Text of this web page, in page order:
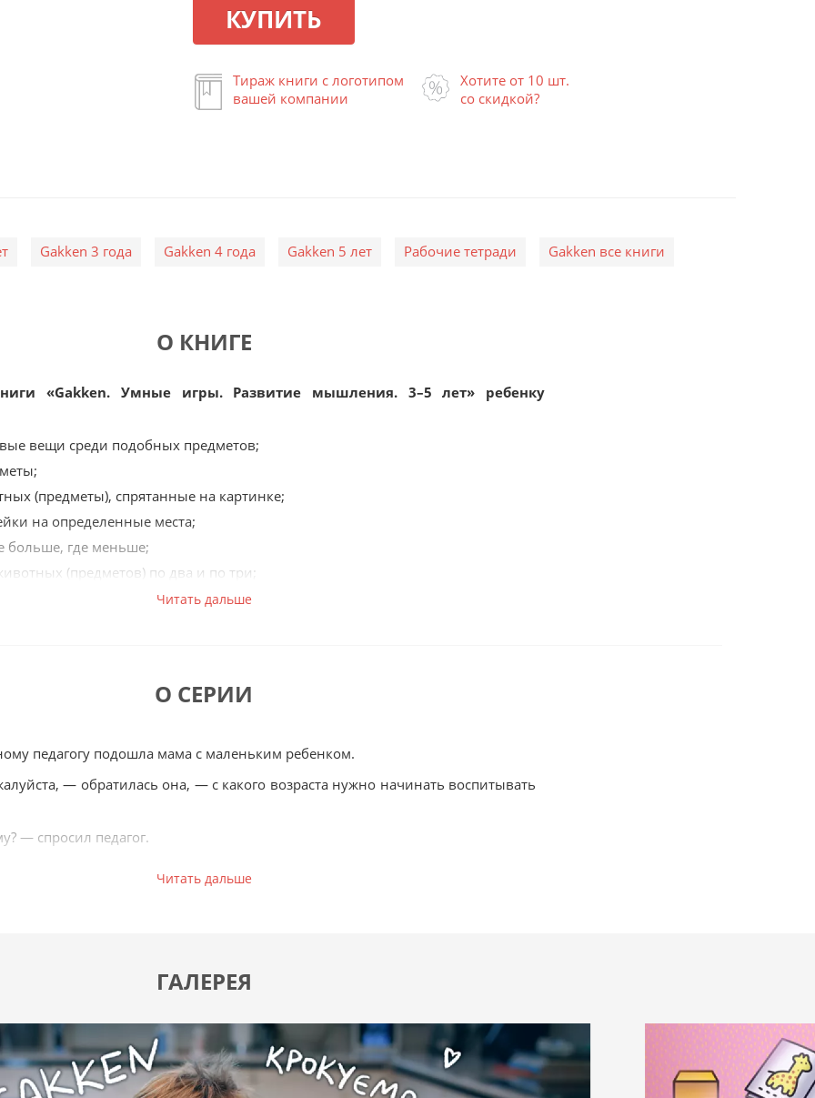
КУПИТЬ
Хотите от 10 шт.
со скидкой?
Тираж книги с логотипом
вашей компании
Gakken 3 года Gakken 4 года Gakken 5 лет Рабочие тетради Gakken все книги
О КНИГЕ
«Gakken. Умные игры. Развитие мышления. 3–5 лет» ребенку
вещи среди подобных предметов;
(предметы), спрятанные на картинке;
на определенные места;
больше, где меньше;
(предметов) по два и по три;
и сбоку одного и того же предмета;
рассуждать;
среди группы предметов;
Читать дальше
О СЕРИИ
педагогу подошла мама с маленьким ребенком.
— обратилась она, — с какого возраста нужно начинать воспитывать
— спросил педагог.
в Японии специалиста по развитию интеллектуальных способностей, в том
предложил системный подход обучения и для дошкольников.
занятия шаг за шагом, начиная с двух лет. Ребенок продвигается от
Читать дальше
ГАЛЕРЕЯ